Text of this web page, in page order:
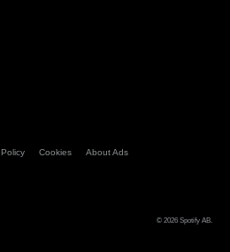
In A New Tab)
Cookies About Ads
© 2026 Spotify AB